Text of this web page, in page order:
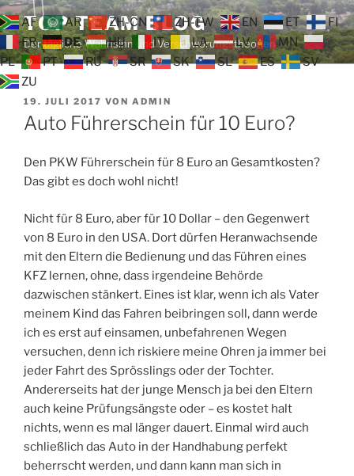
Zum
Inhalt
springen
TOP TEAM BLOG
Der tägliche Wahnsinn und Verschwörungstheorien
VERÖFFENTLICHT
AM
19. JULI 2017 VON ADMIN
Auto Führerschein für 10 Euro?
Den PKW Führerschein für 8 Euro an Gesamtkosten?
Das gibt es doch wohl nicht!
Nicht für 8 Euro, aber für 10 Dollar – den Gegenwert
von 8 Euro in den USA. Dort dürfen Heranwachsende
mit den Eltern die Bedienung und das Führen eines
KFZ lernen, ohne, dass irgendeine Behörde
dazwischen stänkert. Eines ist klar, wenn ich als Vater
meinem Kind das Fahren beibringen soll, dann werde
ich es erst auf einsamen, unbefahrenen Wegen
versuchen, denn ich riskiere meine Ohren ja immer bei
jeder Fahrt des Sprösslings oder der Tochter.
Andererseits hat der junge Mensch ja bei den Eltern
auch keine Prüfungsängste oder – es kostet halt
nichts, wenn es mal länger dauert. Einmal wird auch
schließlich das Auto in der Handhabung perfekt
beherrscht werden, und dann kann man sich in
AF AR ZH-CN ZH-TW EN ET
FI
FR
DE HU IT LA LV
MN
PL
PT RU SR SK SL ES
SV
ZU